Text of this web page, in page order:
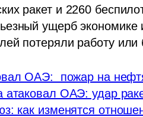
ракет и 2260
ущерб экономике
потеряли работу
ОАЭ:  пожар на
атаковал ОАЭ: удар
как изменятся